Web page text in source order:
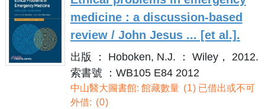
medicine : a discussion-based
review / John Jesus ... [et al.].
出版 ： Hoboken, N.J. ： Wiley， 2012.
索書號 ：WB105 E84 2012
中山醫大圖書館: 館藏數量 1 已借出或不可
外借:
0